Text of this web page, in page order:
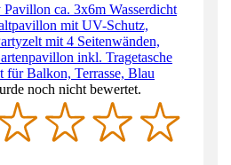
Pavillon ca. 3x6m Wasserdicht
mit UV-Schutz,
mit 4 Seitenwänden,
inkl. Tragetasche
für Balkon, Terrasse, Blau
noch nicht bewertet.